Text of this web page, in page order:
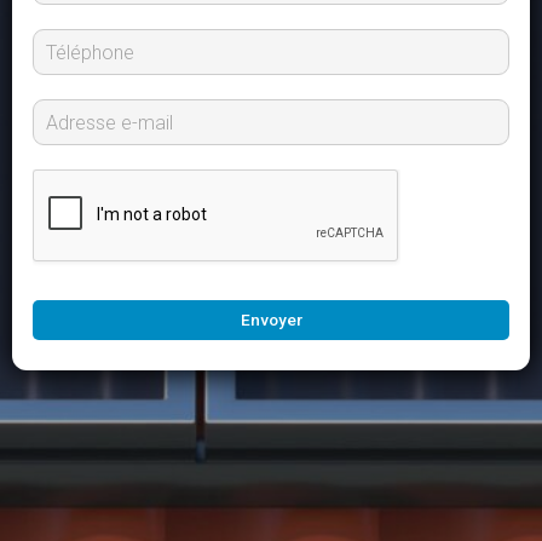
Envoyer